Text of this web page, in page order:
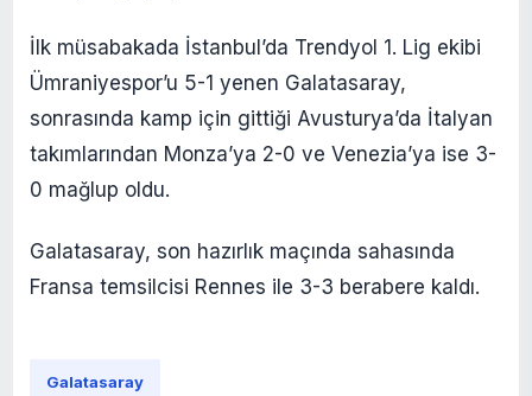
İlk müsabakada İstanbul’da Trendyol 1. Lig ekibi
Ümraniyespor’u 5-1 yenen Galatasaray,
sonrasında kamp için gittiği Avusturya’da İtalyan
takımlarından Monza’ya 2-0 ve Venezia’ya ise 3-
0 mağlup oldu.
Galatasaray, son hazırlık maçında sahasında
Fransa temsilcisi Rennes ile 3-3 berabere kaldı.
Galatasaray